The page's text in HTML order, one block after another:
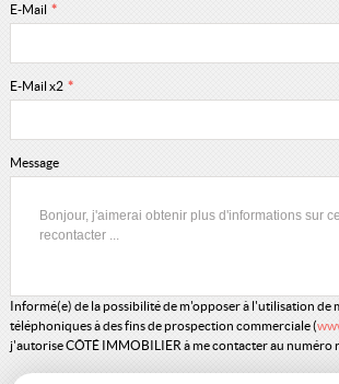
E-Mail *
E-Mail x2 *
Message
Informé(e) de la possibilité de m'opposer à l'utilisation de
téléphoniques à des fins de prospection commerciale (
j'autorise CÔTÉ IMMOBILIER à me contacter au numéro